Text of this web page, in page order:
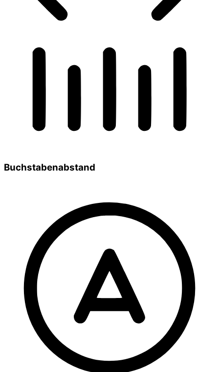
Buchstabenabstand